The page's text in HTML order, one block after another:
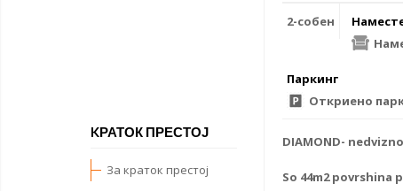
KРАТОК ПРЕСТОЈ
За краток престој
2-собен
Паркинг
Откриено
DIAMOND-
So 44m2